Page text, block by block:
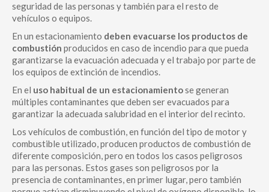
seguridad de las personas y también para el resto de
vehículos o equipos.
En un estacionamiento deben evacuarse los productos de
combustión producidos en caso de incendio para que pueda
garantizarse la evacuación adecuada y el trabajo por parte de
los equipos de extinción de incendios.
En el uso habitual de un estacionamientose generan
múltiples contaminantes que deben ser evacuados para
garantizar la adecuada salubridad en el interior del recinto.
Los vehículos de combustión, en función del tipo de motor y
combustible utilizado, producen productos de combustión de
diferente composición, pero en todos los casos peligrosos
para las personas. Estos gases son peligrosos por la
presencia de contaminantes, en primer lugar, pero también